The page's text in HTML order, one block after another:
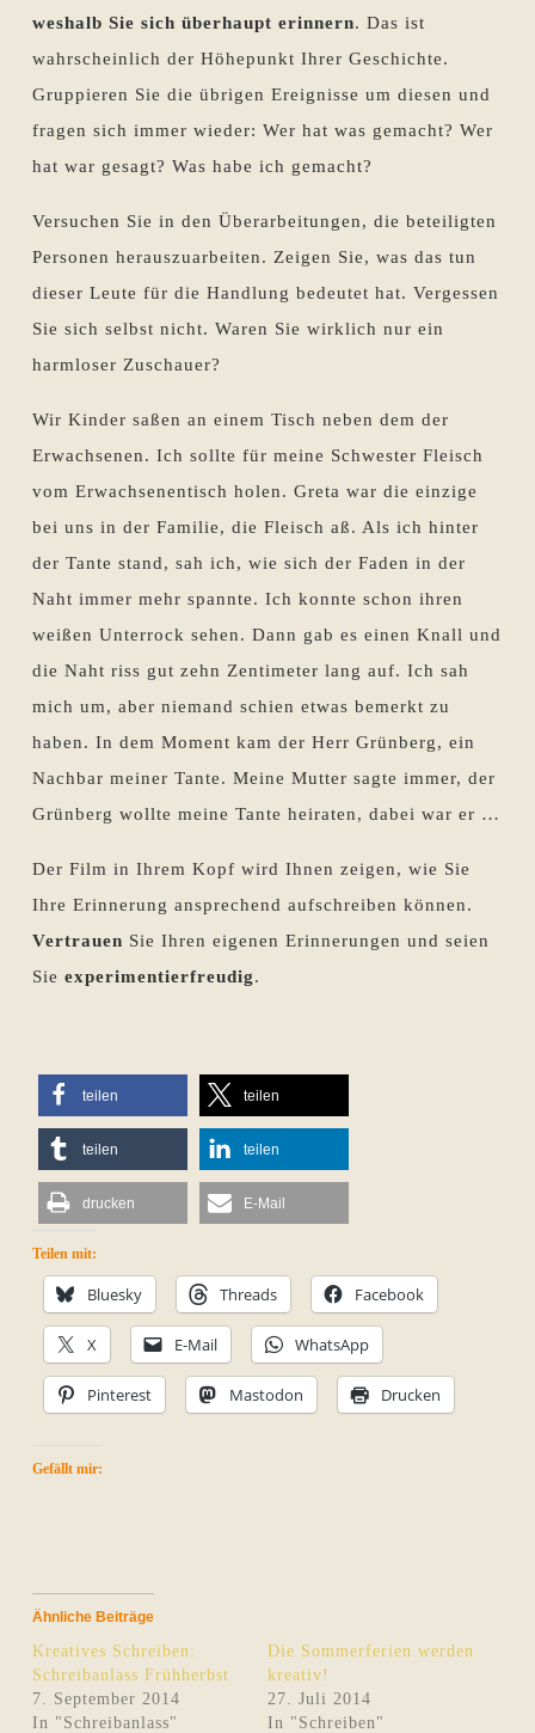
weshalb Sie sich überhaupt erinnern. Das ist
wahrscheinlich der Höhepunkt Ihrer Geschichte.
Gruppieren Sie die übrigen Ereignisse um diesen und
fragen sich immer wieder: Wer hat was gemacht? Wer
hat war gesagt? Was habe ich gemacht?
Versuchen Sie in den Überarbeitungen, die beteiligten
Personen herauszuarbeiten. Zeigen Sie, was das tun
dieser Leute für die Handlung bedeutet hat. Vergessen
Sie sich selbst nicht. Waren Sie wirklich nur ein
harmloser Zuschauer?
Wir Kinder saßen an einem Tisch neben dem der
Erwachsenen. Ich sollte für meine Schwester Fleisch
vom Erwachsenentisch holen. Greta war die einzige
bei uns in der Familie, die Fleisch aß. Als ich hinter
der Tante stand, sah ich, wie sich der Faden in der
Naht immer mehr spannte. Ich konnte schon ihren
weißen Unterrock sehen. Dann gab es einen Knall und
die Naht riss gut zehn Zentimeter lang auf. Ich sah
mich um, aber niemand schien etwas bemerkt zu
haben. In dem Moment kam der Herr Grünberg, ein
Nachbar meiner Tante. Meine Mutter sagte immer, der
Grünberg wollte meine Tante heiraten, dabei war er …
Der Film in Ihrem Kopf wird Ihnen zeigen, wie Sie
Ihre Erinnerung ansprechend aufschreiben können.
Vertrauen Sie Ihren eigenen Erinnerungen und seien
Sie experimentierfreudig.
teilen teilen
teilen teilen
drucken E-Mail
Teilen mit:
Bluesky Threads Facebook
X E-Mail WhatsApp
Pinterest Mastodon Drucken
Gefällt mir:
Ähnliche Beiträge
Kreatives Schreiben:
Schreibanlass Frühherbst
7. September 2014
In "Schreibanlass"
Die Sommerferien werden
kreativ!
27. Juli 2014
In "Schreiben"